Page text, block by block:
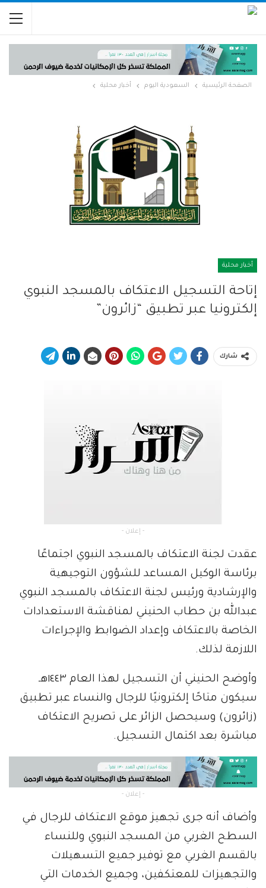
الصفحة الرئيسية السعودية اليوم أخبار محلية
أخبار محلية
إتاحة التسجيل الاعتكاف بالمسجد النبوي
إلكترونيا عبر تطبيق “زائرون”
شارك
- إعلان -
عقدت لجنة الاعتكاف بالمسجد النبوي اجتماعًا
برئاسة الوكيل المساعد للشؤون التوجيهية
والإرشادية ورئيس لجنة الاعتكاف بالمسجد النبوي
عبدالله بن حطاب الحنيني لمناقشة الاستعدادات
الخاصة بالاعتكاف وإعداد الضوابط والإجراءات
اللازمة لذلك.
وأوضح الحنيني أن التسجيل لهذا العام ١٤٤٣هـ
سيكون متاحًا إلكترونيًا للرجال والنساء عبر تطبيق
(زائرون) وسيحصل الزائر على تصريح الاعتكاف
مباشرة بعد اكتمال التسجيل.
- إعلان -
وأضاف أنه جرى تجهيز موقع الاعتكاف للرجال في
السطح الغربي من المسجد النبوي وللنساء
بالقسم الغربي مع توفير جميع التسهيلات
والتجهيزات للمعتكفين، وجميع الخدمات التي